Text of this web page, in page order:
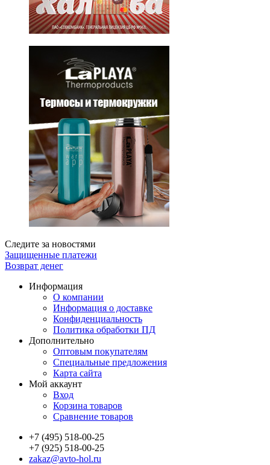
Следите за новостями
Защищенные платежи
Возврат денег
Информация
О компании
Информация о доставке
Конфиденциальность
Политика обработки ПД
Дополнительно
Оптовым покупателям
Специальные предложения
Карта сайта
Мой аккаунт
Вход
Корзина товаров
Сравнение товаров
+7 (495) 518-00-25
+7 (925) 518-00-25
zakaz@avto-hol.ru